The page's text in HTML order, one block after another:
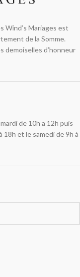
Wind’s Mariages est
de la Somme.
demoiselles d’honneur
de 10h a 12h puis
18h et le samedi de 9h à